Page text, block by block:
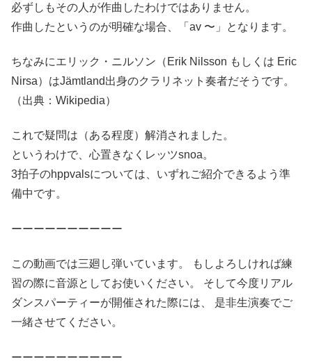
必ずしもその人が作曲したわけではありません。
作曲したというのが明確な場合、「av 〜」となります。
ちなみにエリック・ニルソン（Erik Nilsson もしくは Eric
Nirsa）はJämtland出身のクラリネット奏者だそうです。
（出典：Wikipedia）
これで疑問は（ある程度）解消されました。
というわけで、心置きなくレッツsnoa。
3拍子のhppvalsについては、いずれご紹介できるよう準
備中です。
ーーーーーーーーーー
この動画では三廻し弾いています。 もしよろしければ練
習の際に音源としてお使いください。 そして今度リアル
ダンスパーティーが開催された際には、 是非生演奏でご
一緒させてください。
ーーーーーーーーーー